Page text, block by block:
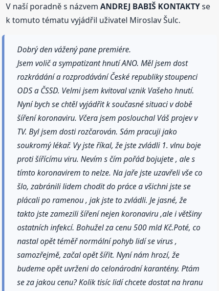
V naší poradně s názvemANDREJ BABIŠ KONTAKTYse
k tomuto tématu vyjádřil uživatel Miroslav Šulc.
Dobrý den vážený pane premiére.
Jsem volič a sympatizant hnutí ANO. Měl jsem dost
rozkrádání a rozprodávání České republiky stoupenci
ODS a ČSSD. Velmi jsem kvitoval vznik Vašeho hnutí.
Nyní bych se chtěl vyjádřit k současné situaci v době
šíření koronaviru. Včera jsem poslouchal Váš projev v
TV. Byl jsem dosti rozčarován. Sám pracuji jako
soukromý lékař. Vy jste říkal, že jste zvládli 1. vlnu boje
proti šířícímu viru. Nevím s čím pořád bojujete , ale s
tímto koronavirem to nelze. Na jaře jste uzavřeli vše co
šlo, zabránili lidem chodit do práce a všichni jste se
plácali po ramenou , jak jste to zvládli. Je jasné, že
takto jste zamezili šíření nejen koronaviru ,ale i většiny
ostatních infekcí. Bohužel za cenu 500 mld Kč.Poté, co
nastal opět téměř normální pohyb lidí se virus ,
samozřejmě, začal opět šířit. Nyní nám hrozí, že
budeme opět uvrženi do celonárodní karantény. Ptám
se za jakou cenu? Kolik tisíc lidí chcete dostat na hranu